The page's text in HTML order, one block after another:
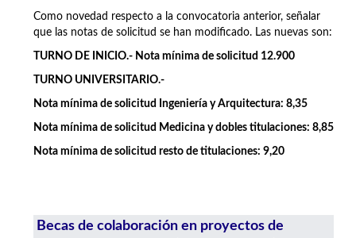
Como novedad respecto a la convocatoria anterior, señalar
que las notas de solicitud se han modificado. Las nuevas son:
TURNO DE INICIO.- Nota mínima de solicitud 12.900
TURNO UNIVERSITARIO.-
Nota mínima de solicitud Ingeniería y Arquitectura: 8,35
Nota mínima de solicitud Medicina y dobles titulaciones: 8,85
Nota mínima de solicitud resto de titulaciones: 9,20
Becas de colaboración en proyectos de